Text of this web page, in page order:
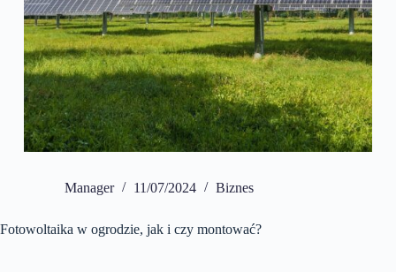
Manager 11/07/2024 Biznes
Fotowoltaika w ogrodzie, jak i czy montować?